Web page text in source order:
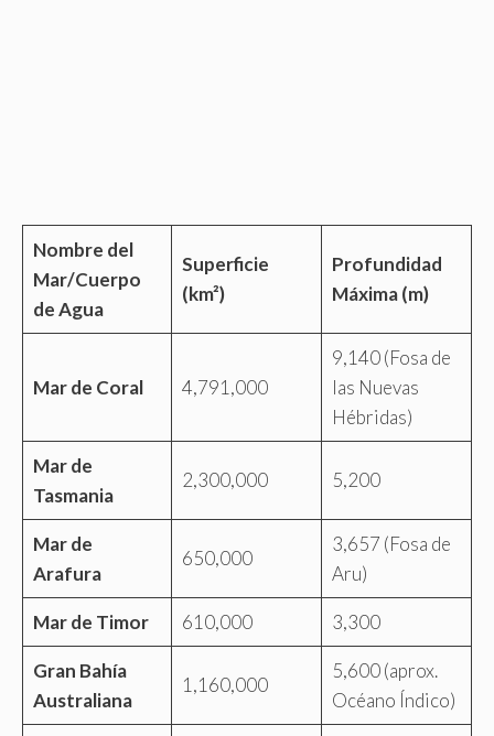
Nombre del
Mar/Cuerpo
de Agua
Superficie
(km²)
Profundidad
Máxima (m)
Mar de Coral 4,791,000
9,140 (Fosa de
las Nuevas
Hébridas)
Mar de
Tasmania
2,300,000 5,200
Mar de
Arafura
650,000
3,657 (Fosa de
Aru)
Mar de Timor 610,000 3,300
Gran Bahía
Australiana
1,160,000
5,600 (aprox.
Océano Índico)